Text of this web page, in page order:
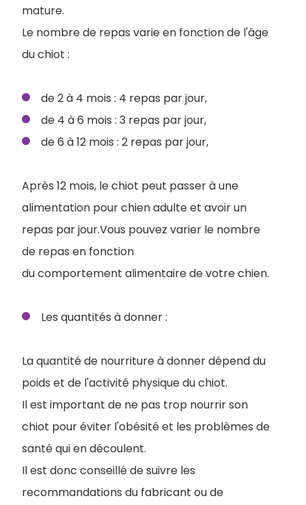
mature.
Le nombre de repas varie en fonction de l'âge
du chiot :
de 2 à 4 mois : 4 repas par jour,
de 4 à 6 mois : 3 repas par jour,
de 6 à 12 mois : 2 repas par jour,
Après 12 mois, le chiot peut passer à une
alimentation pour chien adulte et avoir un
repas par jour.Vous pouvez varier le nombre
de repas en fonction
du comportement alimentaire de votre chien.
Les quantités à donner :
La quantité de nourriture à donner dépend du
poids et de l'activité physique du chiot.
Il est important de ne pas trop nourrir son
chiot pour éviter l'obésité et les problèmes de
santé qui en découlent.
Il est donc conseillé de suivre les
recommandations du fabricant ou de